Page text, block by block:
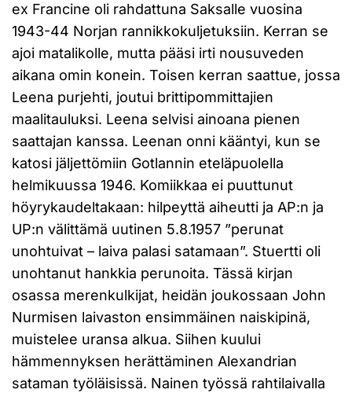
ex Francine oli rahdattuna Saksalle vuosina
1943-44 Norjan rannikkokuljetuksiin. Kerran se
ajoi matalikolle, mutta pääsi irti nousuveden
aikana omin konein. Toisen kerran saattue, jossa
Leena purjehti, joutui brittipommittajien
maalitauluksi. Leena selvisi ainoana pienen
saattajan kanssa. Leenan onni kääntyi, kun se
katosi jäljettömiin Gotlannin eteläpuolella
helmikuussa 1946. Komiikkaa ei puuttunut
höyrykaudeltakaan: hilpeyttä aiheutti ja AP:n ja
UP:n välittämä uutinen 5.8.1957 ”perunat
unohtuivat – laiva palasi satamaan”. Stuertti oli
unohtanut hankkia perunoita. Tässä kirjan
osassa merenkulkijat, heidän joukossaan John
Nurmisen laivaston ensimmäinen naiskipinä,
muistelee uransa alkua. Siihen kuului
hämmennyksen herättäminen Alexandrian
sataman työläisissä. Nainen työssä rahtilaivalla